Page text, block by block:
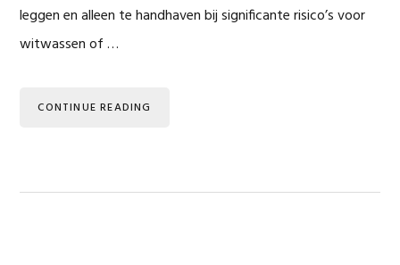
leggen en alleen te handhaven bij significante risico’s voor
witwassen of …
CONTINUE READING